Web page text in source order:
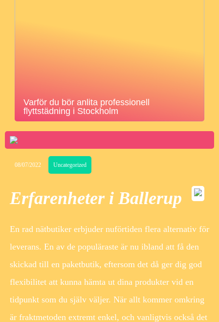
Varför du bör anlita professionell
flyttstädning i Stockholm
08/07/2022 Uncategorized
Erfarenheter i Ballerup
En rad nätbutiker erbjuder nuförtiden flera alternativ för
leverans. En av de populäraste är nu ibland att få den
skickad till en paketbutik, eftersom det då ger dig god
flexibilitet att kunna hämta ut dina produkter vid en
tidpunkt som du själv väljer. När allt kommer omkring
är fraktmetoden extremt enkel, och vanligtvis också det